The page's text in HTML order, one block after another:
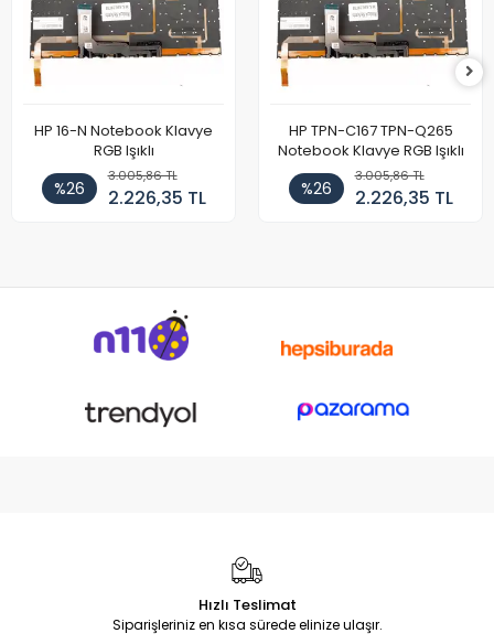
HP 16-N Notebook Klavye
RGB Işıklı
%26
3.005,86 TL
2.226,35 TL
HP TPN-C167 TPN-Q265
Notebook Klavye RGB Işıklı
%26
3.005,86 TL
2.226,35 TL
Hızlı Teslimat
Siparişleriniz en kısa sürede elinize ulaşır.